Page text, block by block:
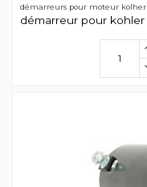
démarreurs pour moteur kolher
démarreur pour kohler